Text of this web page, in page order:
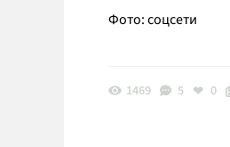
Фото: соцсети
1469 5 0